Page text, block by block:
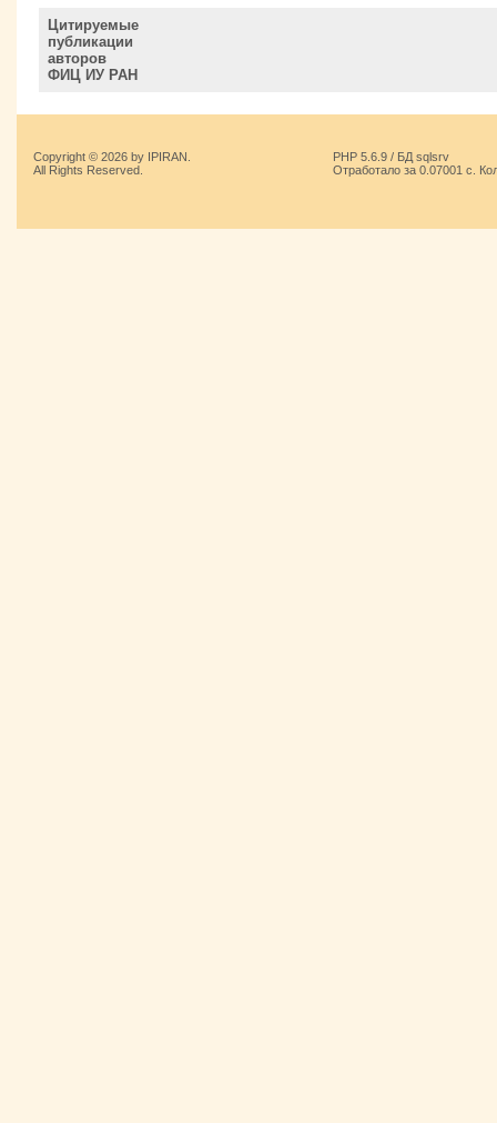
Цитируемые
публикации
авторов
ФИЦ ИУ РАН
Copyright © 2026 by IPIRAN.
All Rights Reserved.
PHP 5.6.9 / БД sqlsrv
Отработало за 0.07001 с.